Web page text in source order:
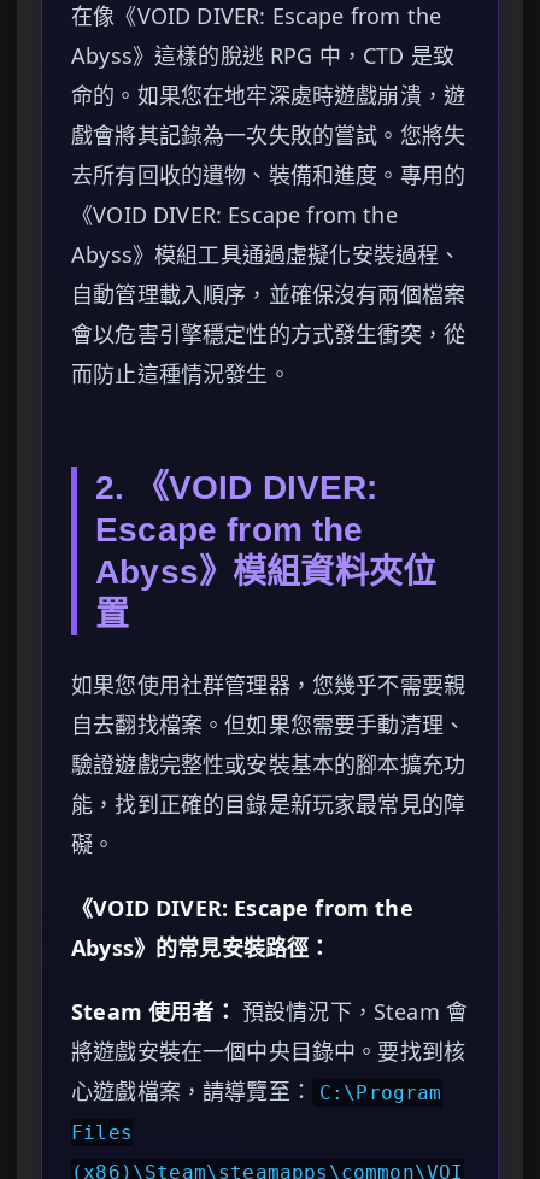
在像《VOID DIVER: Escape from the
Abyss》這樣的脫逃 RPG 中，CTD 是致
命的。如果您在地牢深處時遊戲崩潰，遊
戲會將其記錄為一次失敗的嘗試。您將失
去所有回收的遺物、裝備和進度。專用的
《VOID DIVER: Escape from the
Abyss》模組工具通過虛擬化安裝過程、
自動管理載入順序，並確保沒有兩個檔案
會以危害引擎穩定性的方式發生衝突，從
而防止這種情況發生。
2. 《VOID DIVER:
Escape from the
Abyss》模組資料夾位
置
如果您使用社群管理器，您幾乎不需要親
自去翻找檔案。但如果您需要手動清理、
驗證遊戲完整性或安裝基本的腳本擴充功
能，找到正確的目錄是新玩家最常見的障
礙。
《VOID DIVER: Escape from the
Abyss》的常見安裝路徑：
Steam 使用者： 預設情況下，Steam 會
將遊戲安裝在一個中央目錄中。要找到核
心遊戲檔案，請導覽至：
C:\Program
Files
(x86)\Steam\steamapps\common\VOI